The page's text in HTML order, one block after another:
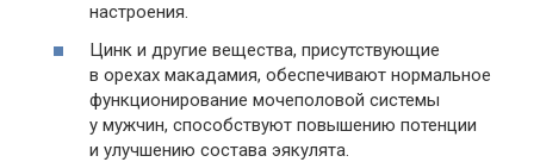
настроения.
Цинк и другие вещества, присутствующие
в орехах макадамия, обеспечивают нормальное
функционирование мочеполовой системы
у мужчин, способствуют повышению потенции
и улучшению состава эякулята.